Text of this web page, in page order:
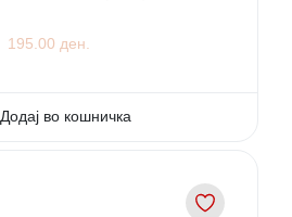
195.00 ден.
Додај во кошничка